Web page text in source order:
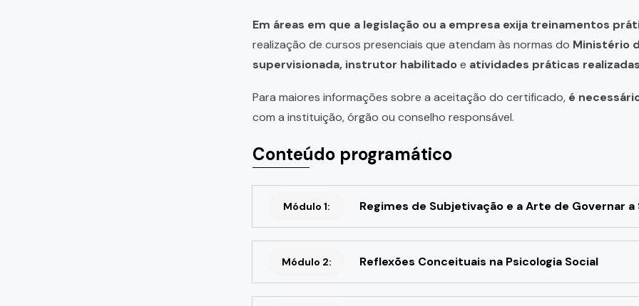
Em áreas em que a legislação ou a empresa exija treinamentos
realização de cursos presenciais que atendam às normas do Ministério
supervisionada, instrutor habilitadoe atividades práticas
Para maiores informações sobre a aceitação do certificado, é
com a instituição, órgão ou conselho responsável.
Conteúdo programático
Módulo 1: Regimes de Subjetivação e a Arte de Governar a
Módulo 2: Reflexões Conceituais na Psicologia Social